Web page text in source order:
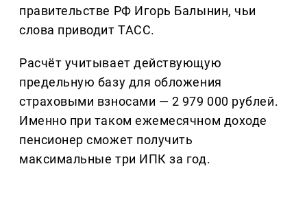
правительстве РФ Игорь Балынин, чьи
слова приводит ТАСС.
Расчёт учитывает действующую
предельную базу для обложения
страховыми взносами — 2 979 000 рублей.
Именно при таком ежемесячном доходе
пенсионер сможет получить
максимальные три ИПК за год.